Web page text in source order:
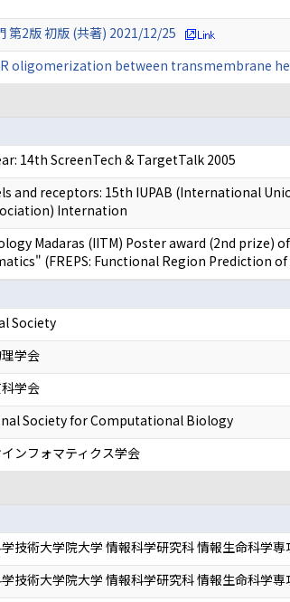
第2版 初版 (共著) 2021/12/25
oligomerization between transmembrane
14th ScreenTech & TargetTalk 2005
and receptors: 15th IUPAB (International
Internation
Madaras (IITM) Poster award (2nd prize)
(FREPS: Functional Region Prediction
Society
学会
学会
Society for Computational Biology
ンフォマティクス学会
技術大学院大学 情報科学研究科 情報生命科学
技術大学院大学 情報科学研究科 情報生命科学